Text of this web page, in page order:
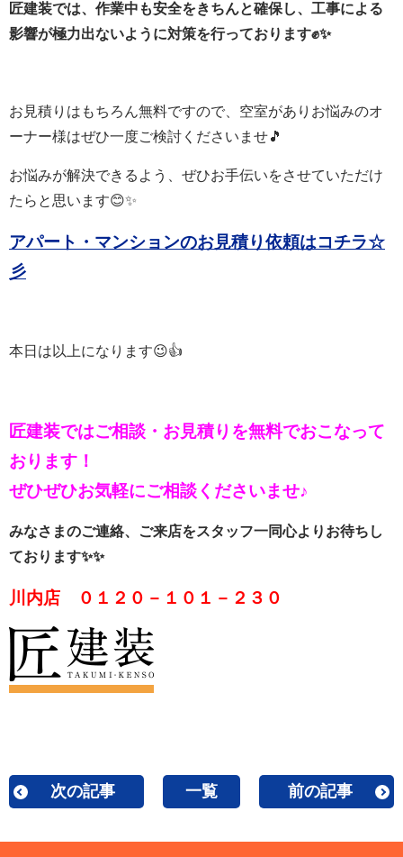
匠建装では、作業中も安全をきちんと確保し、工事による
影響が極力出ないように対策を行っております✊✨
お見積りはもちろん無料ですので、空室がありお悩みのオ
ーナー様はぜひ一度ご検討くださいませ🎵
お悩みが解決できるよう、ぜひお手伝いをさせていただけ
たらと思います😊✨
アパート・マンションのお見積り依頼はコチラ☆
彡
本日は以上になります😉👍
匠建装ではご相談・お見積りを無料でおこなって
おります！
ぜひぜひお気軽にご相談くださいませ♪
みなさまのご連絡、ご来店をスタッフ一同心よりお待ちし
ております✨✨
川内店 ０１２０－１０１－２３０
次の記事 一覧 前の記事